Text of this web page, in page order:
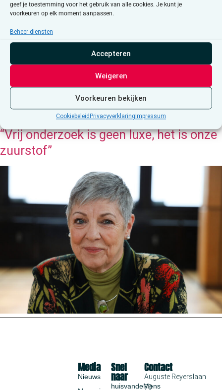
geef je toestemming voor het gebruik van alle cookies. Je kunt je
voorkeuren op elk moment aanpassen.
Beheer diensten
Accepteren
Weigeren
Voorkeuren bekijken
Cookiebeleid Privacyverklaring Impressum
“Vrij onderzoek is geen luxe, het is onze
zuurstof”
Snel
naar
huisvandeMens
Media
Nieuws
Contact
Auguste Reyerslaan
70